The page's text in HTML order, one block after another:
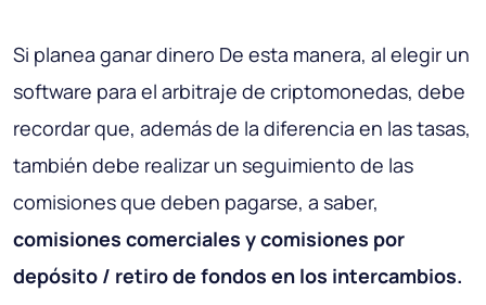
Si planea ganar dinero De esta manera, al elegir un
software para el arbitraje de criptomonedas, debe
recordar que, además de la diferencia en las tasas,
también debe realizar un seguimiento de las
comisiones que deben pagarse, a saber,
comisiones comerciales y comisiones por
depósito / retiro de fondos en los intercambios.